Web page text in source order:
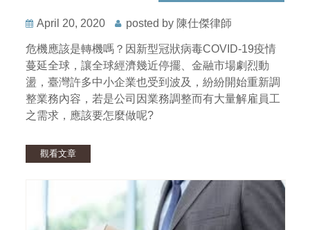
April 20, 2020 posted by 陳仕傑律師
危機應該是轉機嗎？因新型冠狀病毒COVID-19疫情
蔓延全球，讓全球經濟幾近停擺、金融市場劇烈動
盪，臺灣許多中小企業也受到波及，紛紛開始重新調
整業務內容，若是公司因業務調整而有大量解雇員工
之需求，應該要怎麼做呢?
觀看文章